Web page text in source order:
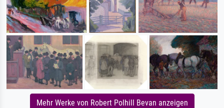
Mehr Werke von Robert Polhill Bevan anzeigen